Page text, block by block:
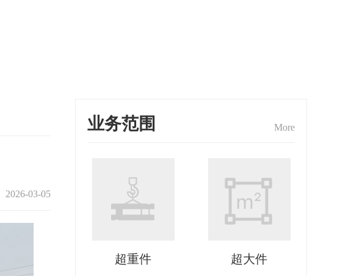
2026-03-05
业务范围 More
超重件 超大件